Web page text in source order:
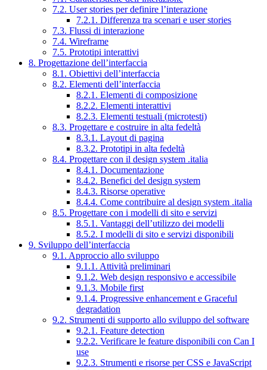
7.2. User stories per definire l’interazione
7.2.1. Differenza tra scenari e user stories
7.3. Flussi di interazione
7.4. Wireframe
7.5. Prototipi interattivi
8. Progettazione dell’interfaccia
8.1. Obiettivi dell’interfaccia
8.2. Elementi dell’interfaccia
8.2.1. Elementi di composizione
8.2.2. Elementi interattivi
8.2.3. Elementi testuali (microtesti)
8.3. Progettare e costruire in alta fedeltà
8.3.1. Layout di pagina
8.3.2. Prototipi in alta fedeltà
8.4. Progettare con il design system .italia
8.4.1. Documentazione
8.4.2. Benefici del design system
8.4.3. Risorse operative
8.4.4. Come contribuire al design system .italia
8.5. Progettare con i modelli di sito e servizi
8.5.1. Vantaggi dell’utilizzo dei modelli
8.5.2. I modelli di sito e servizi disponibili
9. Sviluppo dell’interfaccia
9.1. Approccio allo sviluppo
9.1.1. Attività preliminari
9.1.2. Web design responsivo e accessibile
9.1.3. Mobile first
9.1.4. Progressive enhancement e Graceful
degradation
9.2. Strumenti di supporto allo sviluppo del software
9.2.1. Feature detection
9.2.2. Verificare le feature disponibili con Can I
use
9.2.3. Strumenti e risorse per CSS e JavaScript